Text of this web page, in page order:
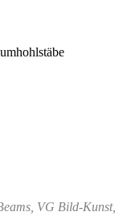
VG Bild-Kunst,